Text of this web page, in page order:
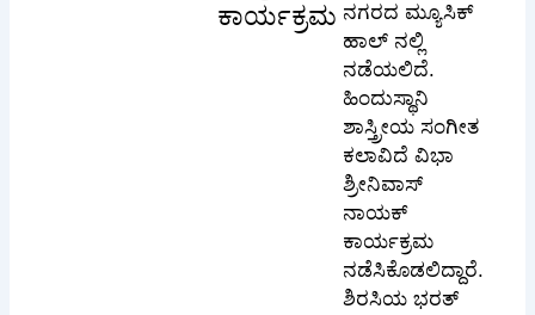
ಕಾರ್ಯಕ್ರಮ ನಗರದ ಮ್ಯೂಸಿಕ್
ಹಾಲ್ ನಲ್ಲಿ
ನಡೆಯಲಿದೆ.
ಹಿಂದುಸ್ಥಾನಿ
ಶಾಸ್ತ್ರೀಯ ಸಂಗೀತ
ಕಲಾವಿದೆ ವಿಭಾ
ಶ್ರೀನಿವಾಸ್
ನಾಯಕ್
ಕಾರ್ಯಕ್ರಮ
ನಡೆಸಿಕೊಡಲಿದ್ದಾರೆ.
ಶಿರಸಿಯ ಭರತ್